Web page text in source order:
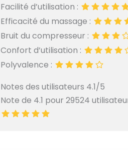
Facilité d’utilisation :
Efficacité du massage :
Bruit du compresseur :
Confort d’utilisation :
Polyvalence :
Notes des utilisateurs 4.1/5
Note de 4.1 pour 29524